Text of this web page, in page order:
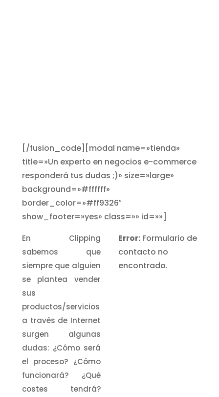
[/fusion_code][modal name=»tienda»
title=»Un experto en negocios e-commerce
responderá tus dudas ;)» size=»large»
background=»#ffffff»
border_color=»#ff9326″
show_footer=»yes» class=»» id=»»]
En Clipping
sabemos que
siempre que alguien
se plantea vender
sus
productos/servicios
a través de Internet
surgen algunas
dudas: ¿Cómo será
el proceso? ¿Cómo
funcionará? ¿Qué
costes tendrá?
Error:Formulario de
contacto no
encontrado.